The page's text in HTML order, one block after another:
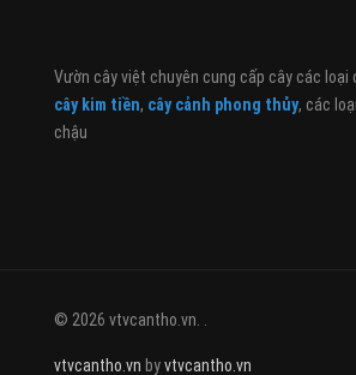
Vườn cây việt chuyên cung cấp cây các loại
cây kim tiền, cây cảnh phong thủy, các
chậu
© 2026 vtvcantho.vn. .
vtvcantho.vn byvtvcantho.vn